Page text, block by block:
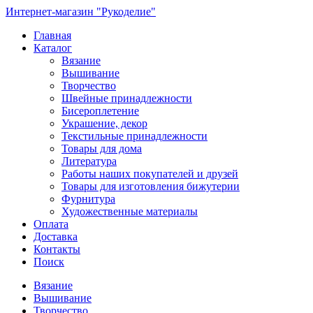
Интернет-магазин "Рукоделие"
Главная
Каталог
Вязание
Вышивание
Творчество
Швейные принадлежности
Бисероплетение
Украшение, декор
Текстильные принадлежности
Товары для дома
Литература
Работы наших покупателей и друзей
Товары для изготовления бижутерии
Фурнитура
Художественные материалы
Оплата
Доставка
Контакты
Поиск
Вязание
Вышивание
Творчество